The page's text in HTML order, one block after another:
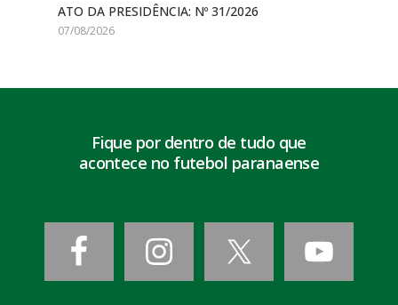
ATO DA PRESIDÊNCIA: Nº 31/2026
07/08/2026
Fique por dentro de tudo que
acontece no futebol paranaense